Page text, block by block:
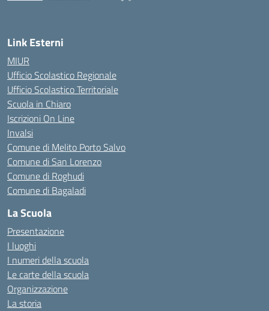
Link Esterni
MIUR
Ufficio Scolastico Regionale
Ufficio Scolastico Territoriale
Scuola in Chiaro
Iscrizioni On Line
Invalsi
Comune di Melito Porto Salvo
Comune di San Lorenzo
Comune di Roghudi
Comune di Bagaladi
La Scuola
Presentazione
I luoghi
I numeri della scuola
Le carte della scuola
Organizzazione
La storia